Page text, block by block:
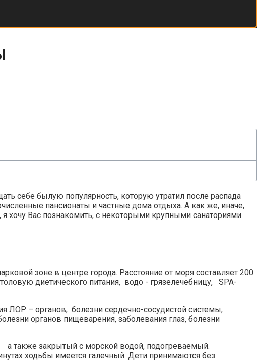
себе былую популярность, которую утратил после распада
пансионаты и частные дома отдыха. А как же, иначе,
я хочу Вас познакомить, с некоторыми крупными санаториями
зоне в центре города. Расстояние от моря составляет 200
диетического питания, водо - грязелечебницу, SPA-
ЛОР – органов, болезни сердечно-сосудистой системы,
органов пищеварения, заболевания глаз, болезни
а также закрытый с морской водой, подогреваемый.
ходьбы имеется галечный. Дети принимаются без